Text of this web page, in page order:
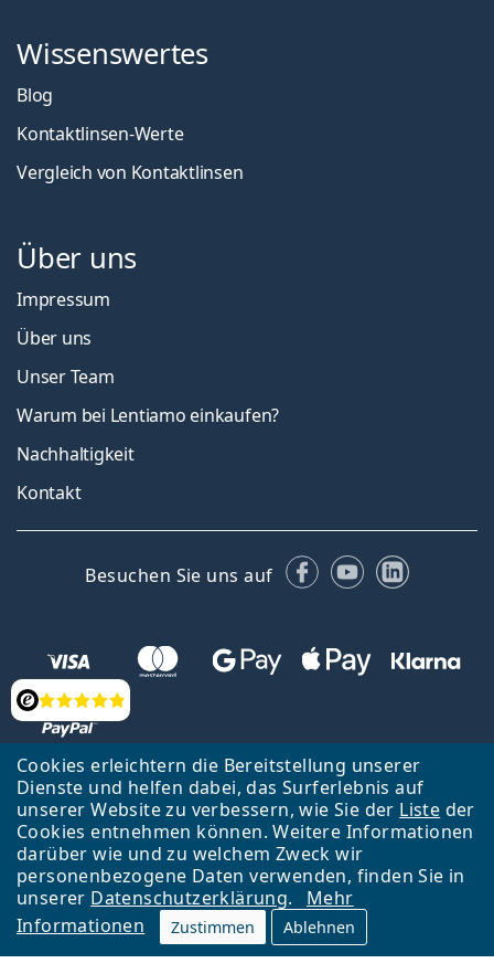
Cookies erleichtern die Bereitstellung unserer
Dienste und helfen dabei, das Surferlebnis auf
unserer Website zu verbessern, wie Sie der Liste der
Cookies entnehmen können. Weitere Informationen
darüber wie und zu welchem Zweck wir
personenbezogene Daten verwenden, finden Sie in
unserer Datenschutzerklärung.
Mehr
Informationen
Zustimmen Ablehnen
Bewertung
Wissenswertes
Blog
Kontaktlinsen-Werte
Vergleich von Kontaktlinsen
Über uns
Impressum
Über uns
Unser Team
Warum bei Lentiamo einkaufen?
Nachhaltigkeit
Kontakt
Besuchen Sie uns auf Facebook
YouTubeLinkedIn
Zurück zur Hauptseite
Nach oben
Lentiamo s.r.o., Tschechien ist Eigentümer und Betreiber des Online-
Shops Lentiamo.at
Seit 18 Jahren sind wir für Sie da.